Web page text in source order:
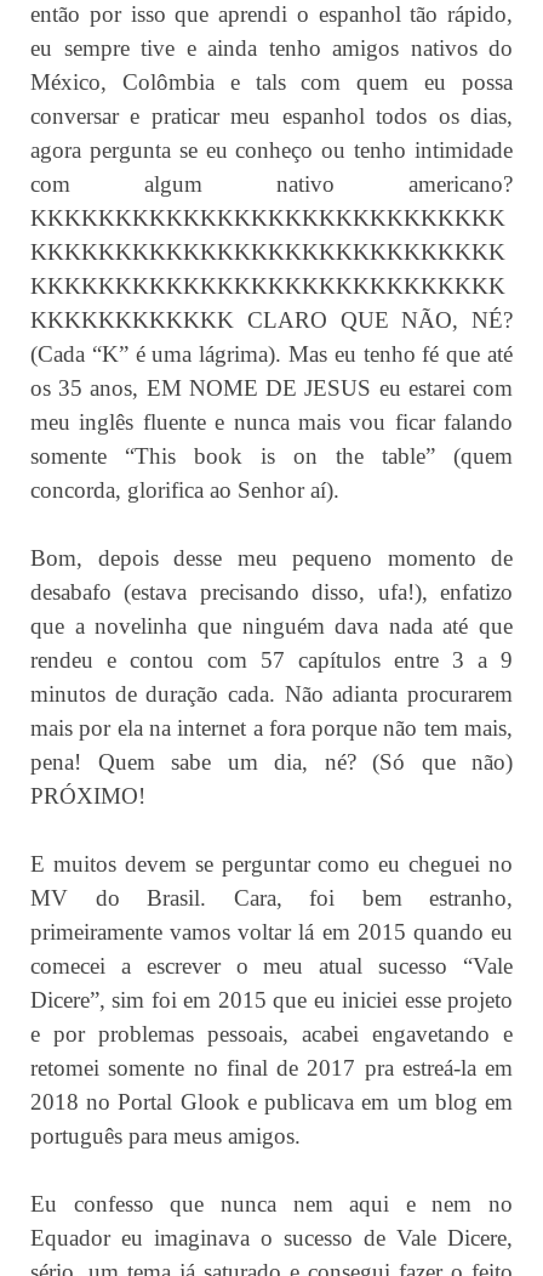
então por isso que aprendi o espanhol tão rápido,
eu sempre tive e ainda tenho amigos nativos do
México, Colômbia e tals com quem eu possa
conversar e praticar meu espanhol todos os dias,
agora pergunta se eu conheço ou tenho intimidade
com algum nativo americano?
KKKKKKKKKKKKKKKKKKKKKKKKKKKK
KKKKKKKKKKKKKKKKKKKKKKKKKKKK
KKKKKKKKKKKKKKKKKKKKKKKKKKKK
KKKKKKKKKKKK CLARO QUE NÃO, NÉ?
(Cada “K” é uma lágrima). Mas eu tenho fé que até
os 35 anos, EM NOME DE JESUS eu estarei com
meu inglês fluente e nunca mais vou ficar falando
somente “This book is on the table” (quem
concorda, glorifica ao Senhor aí).
Bom, depois desse meu pequeno momento de
desabafo (estava precisando disso, ufa!), enfatizo
que a novelinha que ninguém dava nada até que
rendeu e contou com 57 capítulos entre 3 a 9
minutos de duração cada. Não adianta procurarem
mais por ela na internet a fora porque não tem mais,
pena! Quem sabe um dia, né? (Só que não)
PRÓXIMO!
E muitos devem se perguntar como eu cheguei no
MV do Brasil. Cara, foi bem estranho,
primeiramente vamos voltar lá em 2015 quando eu
comecei a escrever o meu atual sucesso “Vale
Dicere”, sim foi em 2015 que eu iniciei esse projeto
e por problemas pessoais, acabei engavetando e
retomei somente no final de 2017 pra estreá-la em
2018 no Portal Glook e publicava em um blog em
português para meus amigos.
Eu confesso que nunca nem aqui e nem no
Equador eu imaginava o sucesso de Vale Dicere,